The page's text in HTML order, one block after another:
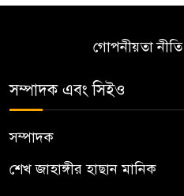
গোপনীয়তা নীতি
সম্পাদক এবং সিইও
সম্পাদক
শেখ জাহাঙ্গীর হাছান মানিক